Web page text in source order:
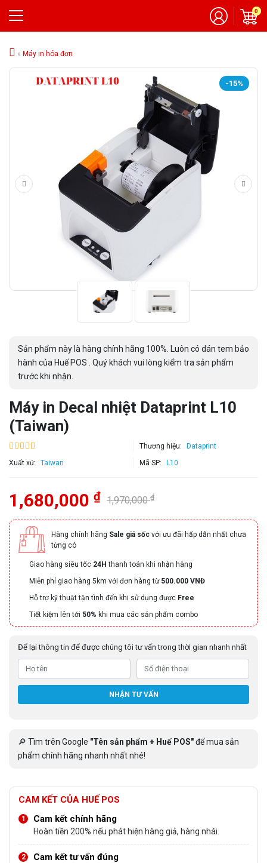
0
» Máy in hóa đơn
-15%
Sản phẩm này là hàng chính hãng 100%. Luôn có dán tem bảo
hành của Huế POS . Quý khách vui lòng kiểm tra sản phẩm
trước khi nhận.
Máy in Decal nhiệt Dataprint L10
(Taiwan)
Thương hiệu: Dataprint
Xuất xứ: Taiwan Mã SP: L10
1,680,000 ₫ 1,970,000₫
Hàng chính hãng Sale giá sốc với ưu đãi hấp dẫn nhất chưa
từng có
Giao hàng siêu tốc 24H thanh toán khi nhận hàng
Miễn phí giao hàng 5km với đơn hàng từ 500.000 VNĐ
Hỗ trợ kỹ thuật tận tình đến khi sử dụng được Free
Tiết kiệm lên tới 50% khi mua các sản phẩm combo
Để lại thông tin để được chúng tôi tư vấn trong thời gian nhanh nhất
NHẬN TƯ VẤN
🔎 Tìm trên Google "Tên sản phẩm + Huế POS"để mua sản
phẩm chính hãng nhanh nhất nhé!
CAM KẾT CỦA HUẾ POS
Cam kết chính hãng
Hoàn tiền 200% nếu phát hiện hàng giả, hàng nhái.
Cam kết tư vấn đúng